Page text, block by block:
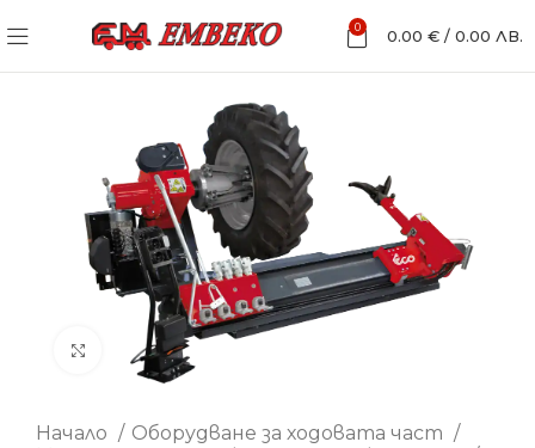
0 0.00 € / 0.00 ЛВ.
Увеличи
Начало
Оборудване за ходовата част